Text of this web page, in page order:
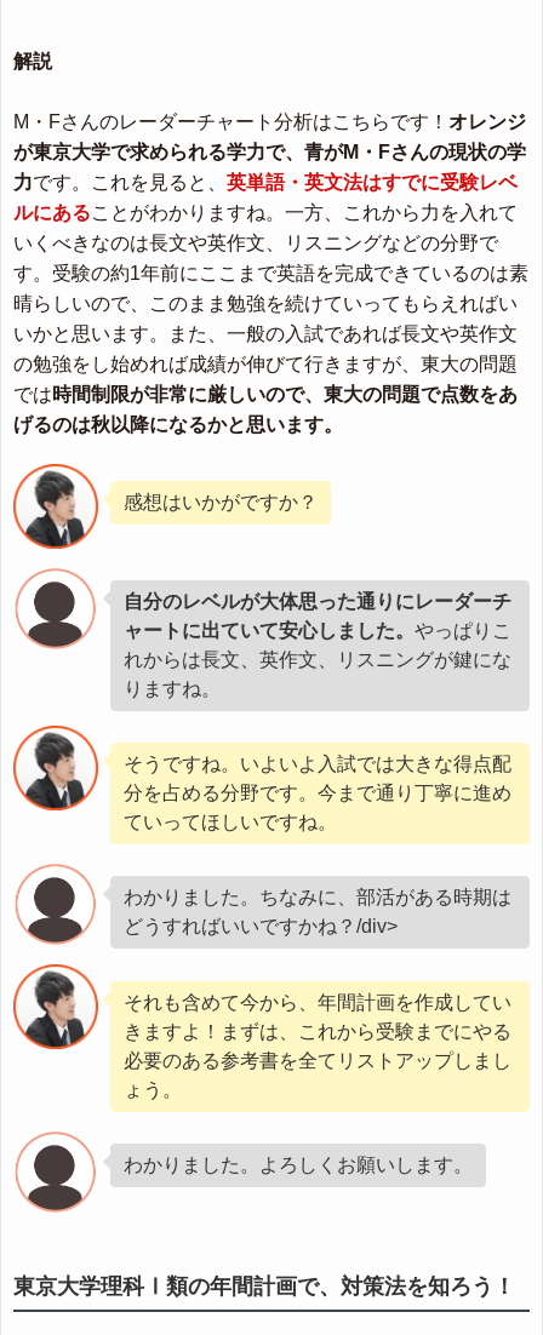
解説
M・Fさんのレーダーチャート分析はこちらです！ オレンジ
が東京大学で求められる学力で、青がM・Fさんの現状の学
力です。これを見ると、 英単語・英文法はすでに受験レベ
ルにあることがわかりますね。一方、これから力を入れて
いくべきなのは長文や英作文、リスニングなどの分野で
す。受験の約1年前にここまで英語を完成できているのは素
晴らしいので、このまま勉強を続けていってもらえればい
いかと思います。また、一般の入試であれば長文や英作文
の勉強をし始めれば成績が伸びて行きますが、東大の問題
では時間制限が非常に厳しいので、東大の問題で点数をあ
げるのは秋以降になるかと思います。
感想はいかがですか？
自分のレベルが大体思った通りにレーダーチ
ャートに出ていて安心しました。 やっぱりこ
れからは長文、英作文、リスニングが鍵にな
りますね。
そうですね。いよいよ入試では大きな得点配
分を占める分野です。今まで通り丁寧に進め
ていってほしいですね。
わかりました。ちなみに、部活がある時期は
どうすればいいですかね？/div>
それも含めて今から、年間計画を作成してい
きますよ！まずは、これから受験までにやる
必要のある参考書を全てリストアップしまし
ょう。
わかりました。よろしくお願いします。
東京大学理科Ⅰ類の年間計画で、対策法を知ろう！